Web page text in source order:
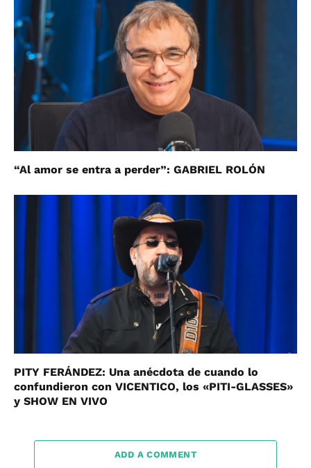
“Al amor se entra a perder”: GABRIEL ROLÓN
PITY FERÁNDEZ: Una anécdota de cuando lo
confundieron con VICENTICO, los «PITI-GLASSES»
y SHOW EN VIVO
ADD A COMMENT